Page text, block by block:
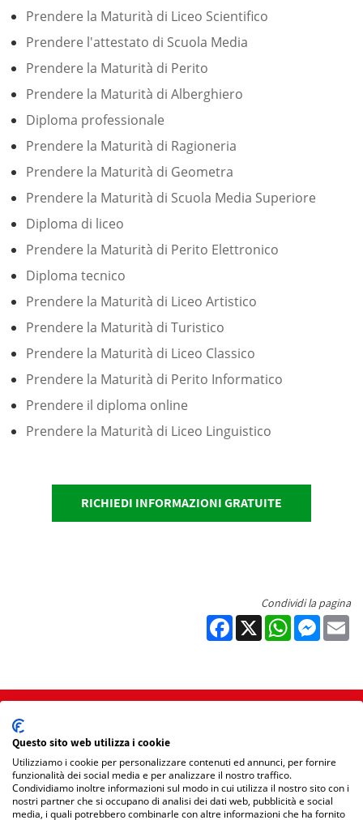
Prendere la Maturità di Liceo Scientifico
Prendere l'attestato di Scuola Media
Prendere la Maturità di Perito
Prendere la Maturità di Alberghiero
Diploma professionale
Prendere la Maturità di Ragioneria
Prendere la Maturità di Geometra
Prendere la Maturità di Scuola Media Superiore
Diploma di liceo
Prendere la Maturità di Perito Elettronico
Diploma tecnico
Prendere la Maturità di Liceo Artistico
Prendere la Maturità di Turistico
Prendere la Maturità di Liceo Classico
Prendere la Maturità di Perito Informatico
Prendere il diploma online
Prendere la Maturità di Liceo Linguistico
RICHIEDI INFORMAZIONI GRATUITE
Condividi la pagina
Facebook
X WhatsApp
Mappa Sito
Privacy Policy
Questo sito web utilizza i cookie
Utilizziamo i cookie per personalizzare contenuti ed annunci, per fornire
funzionalità dei social media e per analizzare il nostro traffico.
Condividiamo inoltre informazioni sul modo in cui utilizza il nostro sito con i
nostri partner che si occupano di analisi dei dati web, pubblicità e social
media, i quali potrebbero combinarle con altre informazioni che ha fornito